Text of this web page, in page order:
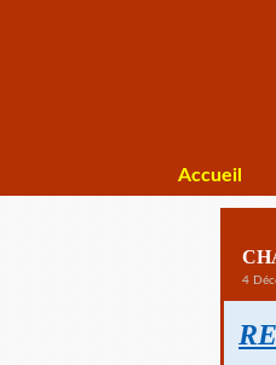
Accueil
4